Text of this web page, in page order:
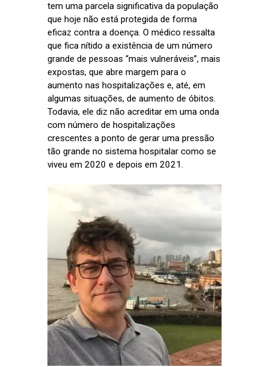
tem uma parcela significativa da população
que hoje não está protegida de forma
eficaz contra a doença. O médico ressalta
que fica nítido a existência de um número
grande de pessoas “mais vulneráveis”, mais
expostas, que abre margem para o
aumento nas hospitalizações e, até, em
algumas situações, de aumento de óbitos.
Todavia, ele diz não acreditar em uma onda
com número de hospitalizações
crescentes a ponto de gerar uma pressão
tão grande no sistema hospitalar como se
viveu em 2020 e depois em 2021.